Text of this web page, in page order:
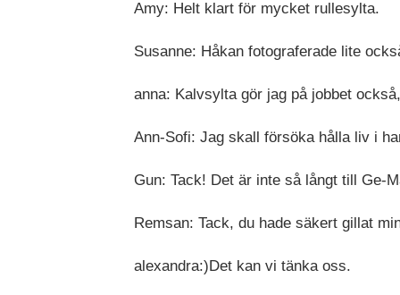
Amy: Helt klart för mycket rullesylta.
Susanne: Håkan fotograferade lite
anna: Kalvsylta gör jag på jobbet
Ann-Sofi: Jag skall försöka hålla liv i
Gun: Tack! Det är inte så långt till Ge-
Remsan: Tack, du hade säkert gillat
alexandra:)Det kan vi tänka oss.